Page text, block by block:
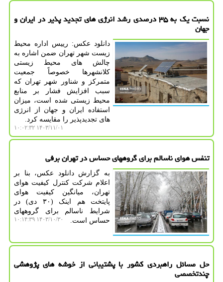
نسبت یک به ۳۵ درصدی رشد انرژی های تجدید پذیر در ایران و
جهان
دانلود عکس: رییس اداره محیط
زیست شهر تهران ضمن اشاره به
چالش های محیط زیستی
کلانشهرها خصوصاً جمعیت
متمرکز و شناور شهر تهران که
سبب افزایش فشار بر منابع
محیط زیستی شده است، میزان
استفاده ایران و جهان از انرژی
های تجدیدپذیر را مقایسه کرد.
۱۴۰۳/۱۱/۰۱ ۱۰:۰۲:۳۲
تنفس هوای ناسالم برای گروههای حساس در تهران برفی
به گزارش دانلود عکس، بنا بر
اعلام شرکت کنترل کیفیت هوای
تهران، میانگین کیفیت هوای
پایتخت هم اینک (۳۰ دی) در
شرایط ناسالم برای گروههای
حساس است.
۱۴۰۳/۱۰/۳۰ ۱۰:۱۴:۳۹
حل مسائل راهبردی کشور با پشتیبانی از خوشه های پژوهشی
چندتخصصی